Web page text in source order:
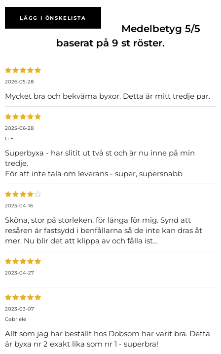
LÄGG I ÖNSKELISTA
Medelbetyg5/5
baserat på 9 st röster.
2026-05-28
Mycket bra och bekväma byxor. Detta är mitt tredje par.
2025-06-28
G E
Superbyxa - har slitit ut två st och är nu inne på min
tredje.
För att inte tala om leverans - super, supersnabb
2025-04-16
Sköna, stor på storleken, för långa för mig. Synd att
resåren är fastsydd i benfållarna så de inte kan dras åt
mer. Nu blir det att klippa av och fålla ist…
2023-04-27
2023-03-07
Gabriele
Allt som jag har beställt hos Dobsom har varit bra. Detta
är byxa nr 2 exakt lika som nr 1 - superbra!